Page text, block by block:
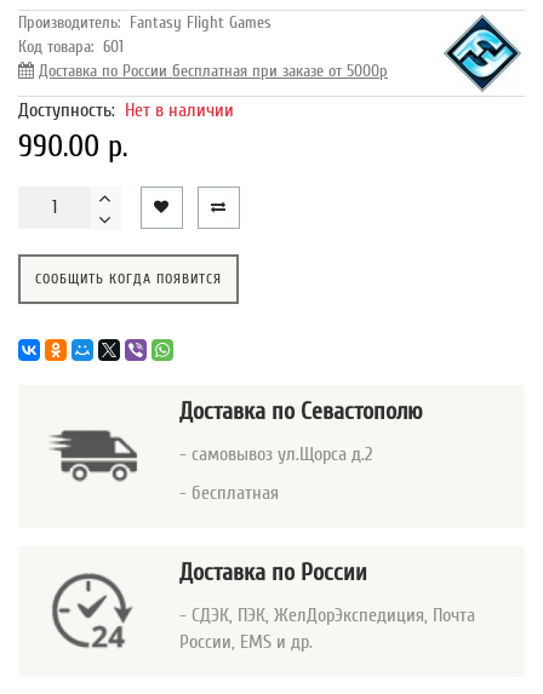
Производитель: Fantasy Flight Games
Код товара: 601
Доставка по России бесплатная при заказе от 5000р
Доступность: Нет в наличии
990.00 р.
СООБЩИТЬ КОГДА ПОЯВИТСЯ
Доставка по Севастополю
- самовывоз ул.Щорса д.2
- бесплатная
Доставка по России
- СДЭК, ПЭК, ЖелДорЭкспедиция, Почта
России, EMS и др.